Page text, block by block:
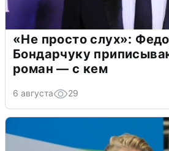
«Не просто слух»:
Бондарчуку
роман — с кем
6 августа 29